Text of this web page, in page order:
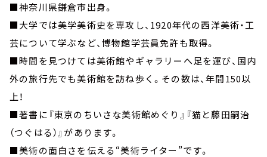
■神奈川県鎌倉市出身。
■大学では美学美術史を専攻し、1920年代の西洋美術・工
芸について学ぶなど、博物館学芸員免許も取得。
■時間を見つけては美術館やギャラリーへ足を運び、国内
外の旅行先でも美術館を訪ね歩く。その数は、年間150以
上！
■著書に『東京のちいさな美術館めぐり』『猫と藤田嗣治
（つぐはる）』があります。
■美術の面白さを伝える“美術ライター”です。